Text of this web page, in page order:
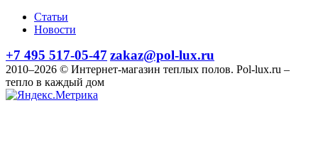
Статьи
Новости
+7 495 517-05-47 zakaz@pol-lux.ru
2010–2026 © Интернет-магазин теплых полов. Pol-lux.ru –
тепло в каждый дом